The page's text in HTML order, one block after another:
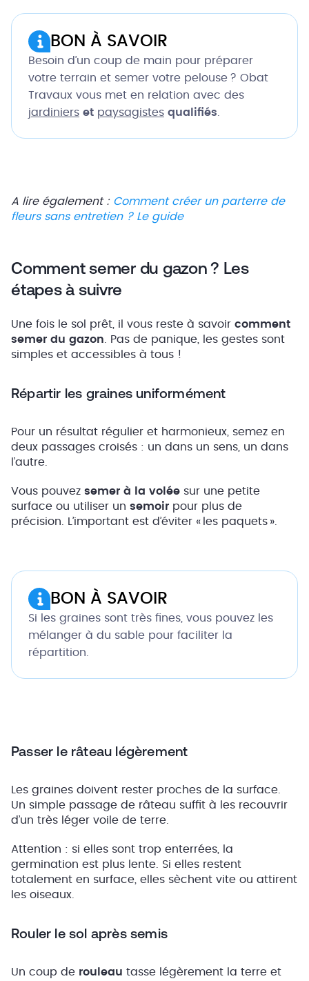
BON À SAVOIR
Besoin d’un coup de main pour préparer
votre terrain et semer votre pelouse ? Obat
Travaux vous met en relation avec des
jardiniers et paysagistes qualifiés
A lire également : Comment créer un parterre de
fleurs sans entretien ? Le guide
Comment semer du gazon ? Les
étapes à suivre
Une fois le sol prêt, il vous reste à savoir comment
semer du gazon . Pas de panique, les gestes sont
simples et accessibles à tous !
Répartir les graines uniformément
Pour un résultat régulier et harmonieux, semez en
deux passages croisés : un dans un sens, un dans
l’autre.
Vous pouvez semer à la volée sur une petite
surface ou utiliser un semoir pour plus de
précision. L’important est d’éviter « les paquets ».
BON À SAVOIR
Si les graines sont très fines, vous pouvez les
mélanger à du sable pour faciliter la
répartition.
Passer le râteau légèrement
Les graines doivent rester proches de la surface.
Un simple passage de râteau suffit à les recouvrir
d’un très léger voile de terre.
Attention : si elles sont trop enterrées, la
germination est plus lente. Si elles restent
totalement en surface, elles sèchent vite ou attirent
les oiseaux.
Rouler le sol après semis
Un coup de rouleau tasse légèrement la terre et